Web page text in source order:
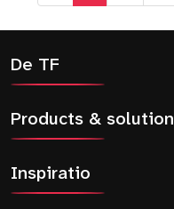
De TF
Products & solution
Inspiratio